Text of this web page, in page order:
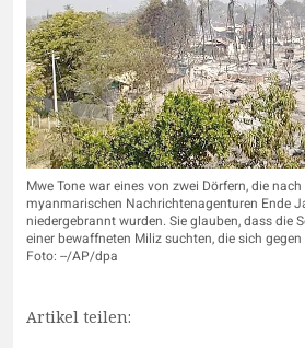
Mwe Tone war eines von zwei Dörfern, die
myanmarischen Nachrichtenagenturen Ende
niedergebrannt wurden. Sie glauben, dass die
einer bewaffneten Miliz suchten, die sich
Foto: --/AP/dpa
Artikel teilen: